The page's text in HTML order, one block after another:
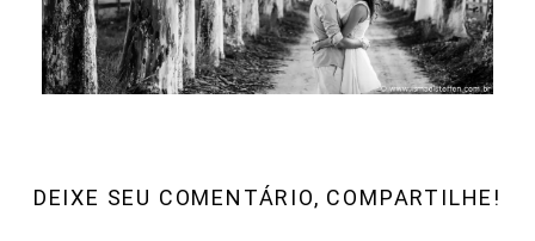
DEIXE SEU COMENTÁRIO, COMPARTILHE!